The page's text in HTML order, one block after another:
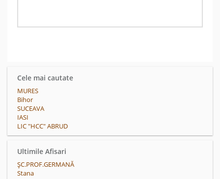
Cele mai cautate
MURES
Bihor
SUCEAVA
IASI
LIC "HCC" ABRUD
Ultimile Afisari
ȘC.PROF.GERMANĂ
Stana